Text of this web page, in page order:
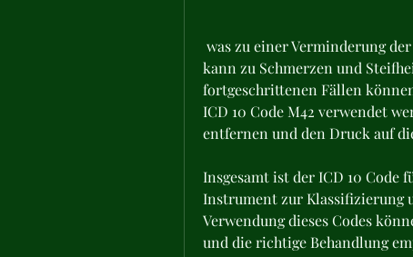
kann zu Schmerzen und
fortgeschrittenen Fällen
ICD 10 Code M42 verwendet
entfernen und den Druck auf
Insgesamt ist der ICD 10 Code
Instrument zur Klassifizierung
Verwendung dieses Codes
und die richtige Behandlung